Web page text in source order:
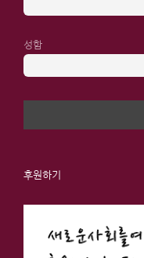
성함
후원하기